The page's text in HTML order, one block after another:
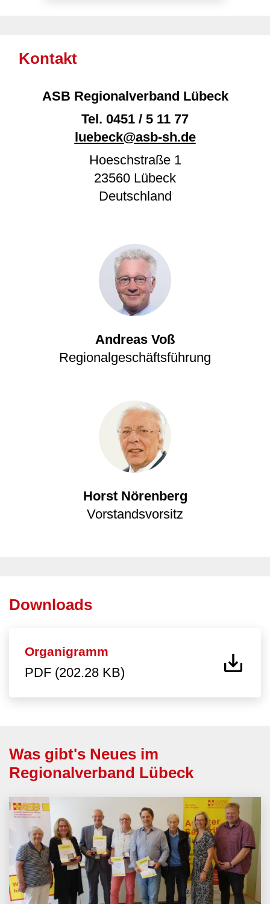
Kontakt
ASB Regionalverband Lübeck
Tel. 0451 / 5 11 77
luebeck@asb-sh.de
Hoeschstraße 1
23560 Lübeck
Deutschland
Andreas Voß
Regionalgeschäftsführung
Horst Nörenberg
Vorstandsvorsitz
Downloads
Organigramm
PDF (202.28 KB)
Was gibt's Neues im
Regionalverband Lübeck